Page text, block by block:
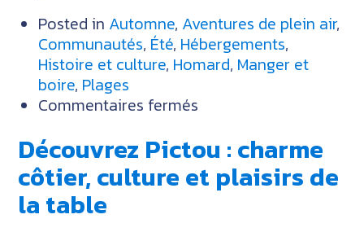
Posted in Automne, Aventures de plein air,
Communautés, Été, Hébergements,
Histoire et culture, Homard, Manger et
boire, Plages
Commentaires fermés
de
Pugwash
et
Découvrez Pictou : charme
côtier, culture et plaisirs de
la table